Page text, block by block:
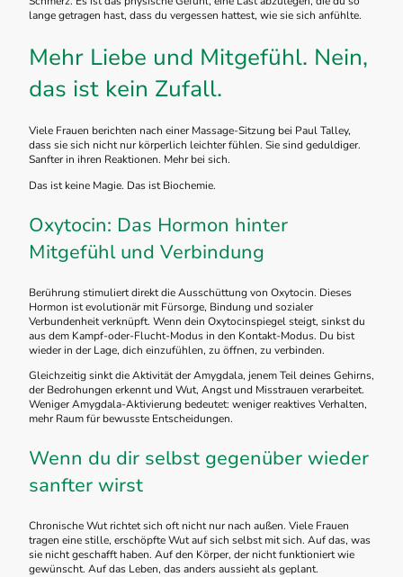
lange getragen hast, dass du vergessen hattest, wie sie sich anfühlte.
Mehr Liebe und Mitgefühl. Nein,
das ist kein Zufall.
Viele Frauen berichten nach einer Massage-Sitzung bei Paul Talley,
dass sie sich nicht nur körperlich leichter fühlen. Sie sind geduldiger.
Sanfter in ihren Reaktionen. Mehr bei sich.
Das ist keine Magie. Das ist Biochemie.
Oxytocin: Das Hormon hinter
Mitgefühl und Verbindung
Berührung stimuliert direkt die Ausschüttung von Oxytocin. Dieses
Hormon ist evolutionär mit Fürsorge, Bindung und sozialer
Verbundenheit verknüpft. Wenn dein Oxytocinspiegel steigt, sinkst du
aus dem Kampf-oder-Flucht-Modus in den Kontakt-Modus. Du bist
wieder in der Lage, dich einzufühlen, zu öffnen, zu verbinden.
Gleichzeitig sinkt die Aktivität der Amygdala, jenem Teil deines Gehirns,
der Bedrohungen erkennt und Wut, Angst und Misstrauen verarbeitet.
Weniger Amygdala-Aktivierung bedeutet: weniger reaktives Verhalten,
mehr Raum für bewusste Entscheidungen.
Wenn du dir selbst gegenüber wieder
sanfter wirst
Chronische Wut richtet sich oft nicht nur nach außen. Viele Frauen
tragen eine stille, erschöpfte Wut auf sich selbst mit sich. Auf das, was
sie nicht geschafft haben. Auf den Körper, der nicht funktioniert wie
gewünscht. Auf das Leben, das anders aussieht als geplant.